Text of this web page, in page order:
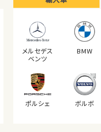
メルセデス
ベンツ
BMW
ポルシェ ボルボ